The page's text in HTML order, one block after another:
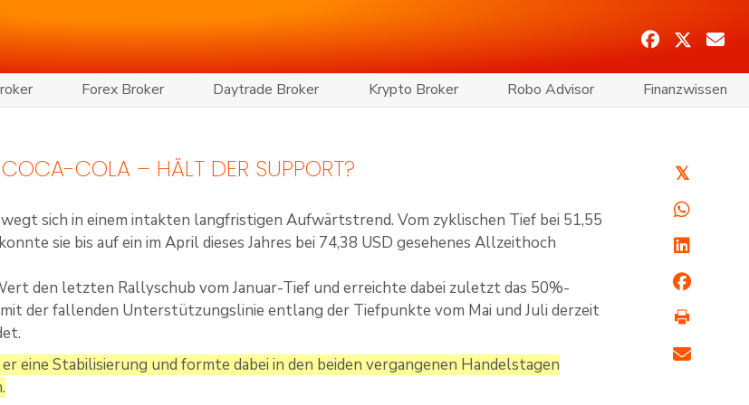
Forex Broker Daytrade Broker Krypto Broker Robo Advisor Finanzwissen
COLA – HÄLT DER SUPPORT?
sich in einem intakten langfristigen Aufwärtstrend. Vom zyklischen Tief bei 51,55
sie bis auf ein im April dieses Jahres bei 74,38 USD gesehenes Allzeithoch
den letzten Rallyschub vom Januar-Tief und erreichte dabei zuletzt das 50%-
der fallenden Unterstützungslinie entlang der Tiefpunkte vom Mai und Juli derzeit
eine Stabilisierung und formte dabei in den beiden vergangenen Handelstagen
𝕏